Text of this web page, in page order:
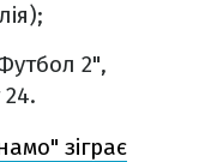
2",
зіграє